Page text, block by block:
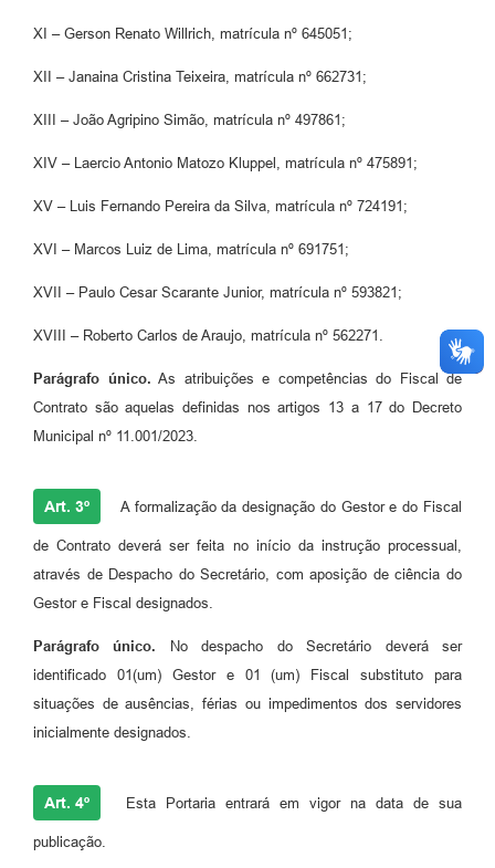
XI – Gerson Renato Willrich, matrícula nº 645051;
XII – Janaina Cristina Teixeira, matrícula nº 662731;
XIII – João Agripino Simão, matrícula nº 497861;
XIV – Laercio Antonio Matozo Kluppel, matrícula nº 475891;
XV – Luis Fernando Pereira da Silva, matrícula nº 724191;
XVI – Marcos Luiz de Lima, matrícula nº 691751;
XVII – Paulo Cesar Scarante Junior, matrícula nº 593821;
XVIII – Roberto Carlos de Araujo, matrícula nº 562271.
Parágrafo único. As atribuições e competências do Fiscal de
Contrato são aquelas definidas nos artigos 13 a 17 do Decreto
Municipal nº 11.001/2023.
Art. 3º A formalização da designação do Gestor e do Fiscal
de Contrato deverá ser feita no início da instrução processual,
através de Despacho do Secretário, com aposição de ciência do
Gestor e Fiscal designados.
Parágrafo único. No despacho do Secretário deverá ser
identificado 01(um) Gestor e 01 (um) Fiscal substituto para
situações de ausências, férias ou impedimentos dos servidores
inicialmente designados.
Art. 4º Esta Portaria entrará em vigor na data de sua
publicação.